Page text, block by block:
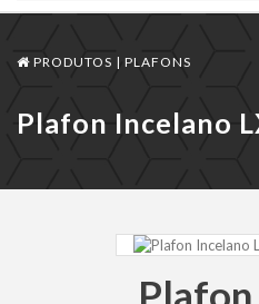
PRODUTOS | PLAFONS
Plafon Incelano
Plafon